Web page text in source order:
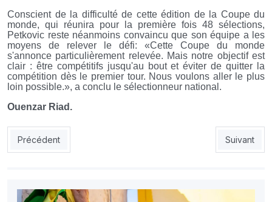
Conscient de la difficulté de cette édition de la Coupe du
monde, qui réunira pour la première fois 48 sélections,
Petkovic reste néanmoins convaincu que son équipe a les
moyens de relever le défi: «Cette Coupe du monde
s'annonce particulièrement relevée. Mais notre objectif est
clair : être compétitifs jusqu'au bout et éviter de quitter la
compétition dès le premier tour. Nous voulons aller le plus
loin possible.», a conclu le sélectionneur national.
Ouenzar Riad.
Article précédent : JSK – Belaïd : « Je n’ai jamais regretté
Précédent Article
Suivant